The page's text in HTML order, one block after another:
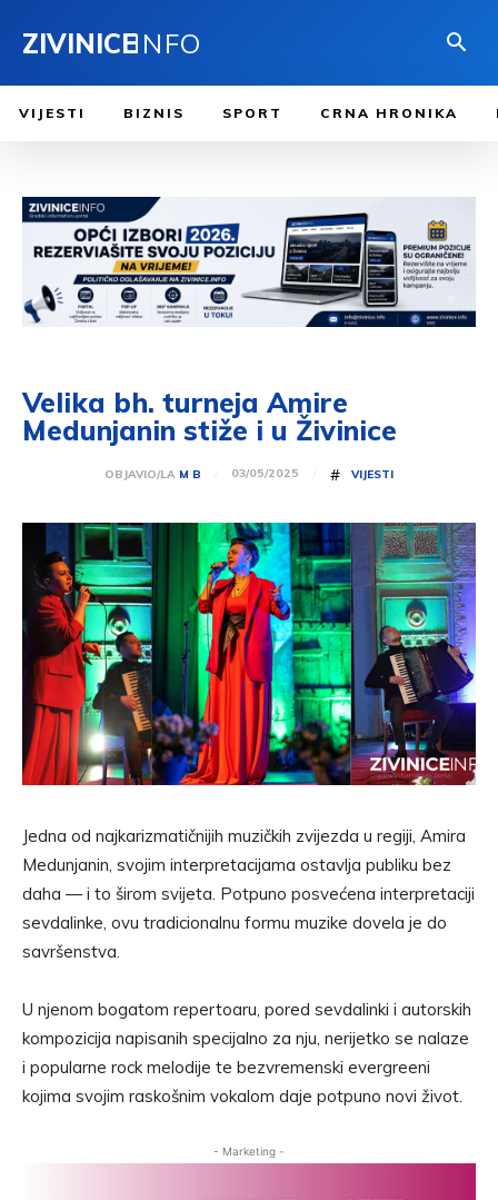
ZIVINICEINFO
VIJESTI BIZNIS SPORT CRNA HRONIKA
Velika bh. turneja Amire
Medunjanin stiže i u Živinice
OBJAVIO/LA M B 03/05/2025 # VIJESTI
Jedna od najkarizmatičnijih muzičkih zvijezda u regiji, Amira
Medunjanin, svojim interpretacijama ostavlja publiku bez
daha — i to širom svijeta. Potpuno posvećena interpretaciji
sevdalinke, ovu tradicionalnu formu muzike dovela je do
savršenstva.
U njenom bogatom repertoaru, pored sevdalinki i autorskih
kompozicija napisanih specijalno za nju, nerijetko se nalaze
i popularne rock melodije te bezvremenski evergreeni
kojima svojim raskošnim vokalom daje potpuno novi život.
- Marketing -